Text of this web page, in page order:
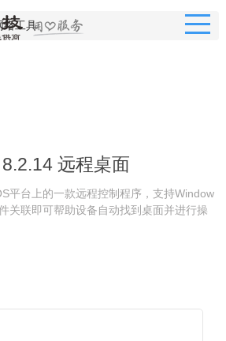
络工具
远程桌面
平台上的一款远程控制程序，支持Window
关联即可帮助设备自动找到桌面并进行操